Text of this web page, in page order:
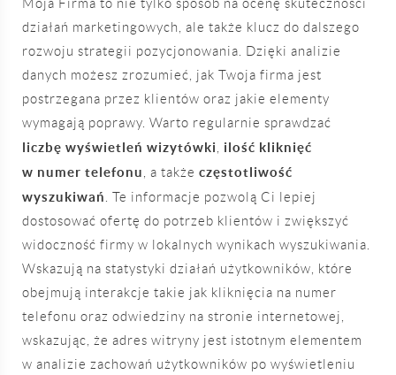
Moja Firma to nie tylko sposób na ocenę skuteczności
działań marketingowych, ale także klucz do dalszego
rozwoju strategii pozycjonowania. Dzięki analizie
danych możesz zrozumieć, jak Twoja firma jest
postrzegana przez klientów oraz jakie elementy
wymagają poprawy. Warto regularnie sprawdzać
liczbę wyświetleń wizytówki
ilość kliknięć
w numer telefonu
, a także częstotliwość
wyszukiwań
. Te informacje pozwolą Ci lepiej
dostosować ofertę do potrzeb klientów i zwiększyć
widoczność firmy w lokalnych wynikach wyszukiwania.
Wskazują na statystyki działań użytkowników, które
obejmują interakcje takie jak kliknięcia na numer
telefonu oraz odwiedziny na stronie internetowej,
wskazując, że adres witryny jest istotnym elementem
w analizie zachowań użytkowników po wyświetleniu